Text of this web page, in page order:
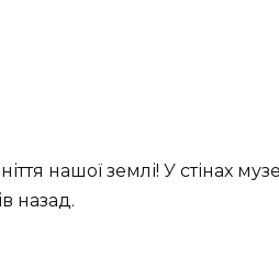
нашої землі! У стінах
назад.